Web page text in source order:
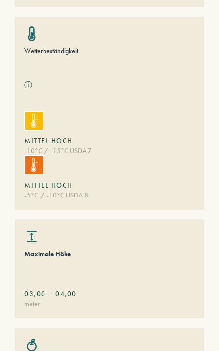
Wetterbeständigkeit
ⓘ
MITTEL HOCH
-10°C / -15°C USDA 7
MITTEL HOCH
-5°C / -10°C USDA 8
Maximale Höhe
03,00 – 04,00
meter